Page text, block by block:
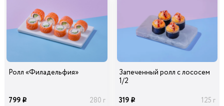
Ролл «Филадельфия»
799 i 280 г
Запеченный ролл с лососем
1/2
319 i 125 г